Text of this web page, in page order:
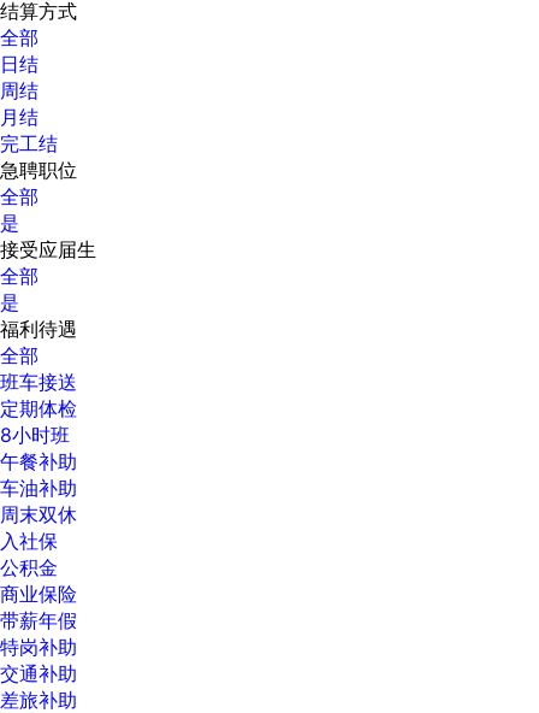
结算方式
全部
日结
周结
月结
完工结
急聘职位
全部
是
接受应届生
全部
是
福利待遇
全部
班车接送
定期体检
8小时班
午餐补助
车油补助
周末双休
入社保
公积金
商业保险
带薪年假
特岗补助
交通补助
差旅补助